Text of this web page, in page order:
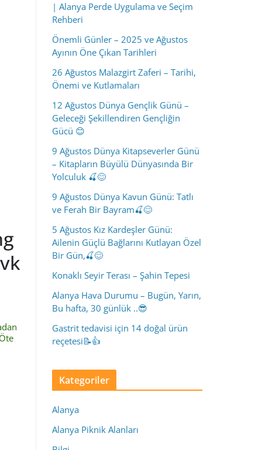
| Alanya Perde Uygulama ve Seçim
Rehberi
Önemli Günler – 2025 ve Ağustos
Ayının Öne Çıkan Tarihleri
26 Ağustos Malazgirt Zaferi – Tarihi,
Önemi ve Kutlamaları
12 Ağustos Dünya Gençlik Günü –
Geleceği Şekillendiren Gençliğin
Gücü 😊
9 Ağustos Dünya Kitapseverler Günü
– Kitapların Büyülü Dünyasında Bir
Yolculuk 🍒😊
9 Ağustos Dünya Kavun Günü: Tatlı
ve Ferah Bir Bayram🍒😊
5 Ağustos Kız Kardeşler Günü:
Ailenin Güçlü Bağlarını Kutlayan Özel
Bir Gün,🍒😊
Konaklı Seyir Terası – Şahin Tepesi
Alanya Hava Durumu – Bugün, Yarın,
Bu hafta, 30 günlük ..😎
Gastrit tedavisi için 14 doğal ürün
reçetesi📝👍
Kategoriler
Alanya
Alanya Piknik Alanları